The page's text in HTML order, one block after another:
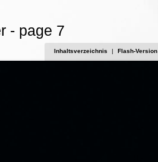
- page 7
Inhaltsverzeichnis | Flash-Version